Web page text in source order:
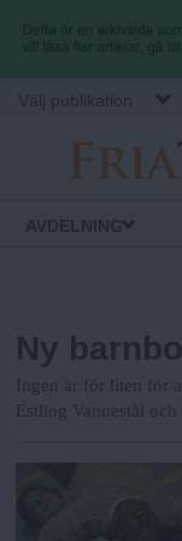
Välj publikation
F
i
a
AVDELNING
Ny
Ingen är för liten för
Estling Vannestål och